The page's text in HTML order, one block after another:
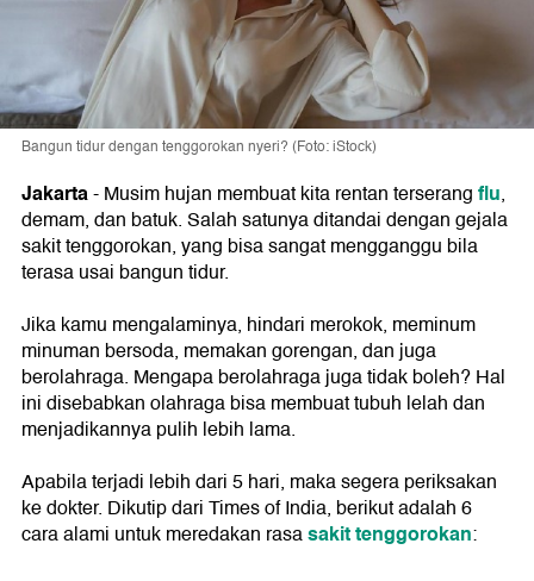
Bangun tidur dengan tenggorokan nyeri? (Foto: iStock)
Jakarta- Musim hujan membuat kita rentan terserangflu,
demam, dan batuk. Salah satunya ditandai dengan gejala
sakit tenggorokan, yang bisa sangat mengganggu bila
terasa usai bangun tidur.
Jika kamu mengalaminya, hindari merokok, meminum
minuman bersoda, memakan gorengan, dan juga
berolahraga. Mengapa berolahraga juga tidak boleh? Hal
ini disebabkan olahraga bisa membuat tubuh lelah dan
menjadikannya pulih lebih lama.
Apabila terjadi lebih dari 5 hari, maka segera periksakan
ke dokter. Dikutip dari Times of India, berikut adalah 6
cara alami untuk meredakan rasasakit tenggorokan: